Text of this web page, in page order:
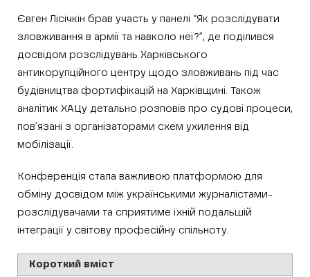
Євген Лісічкін брав участь у панелі “Як розслідувати
зловживання в армії та навколо неї?”, де поділився
досвідом розслідувань Харківського
антикорупційного центру щодо зловживань під час
будівництва фортифікацій на Харківщині. Також
аналітик ХАЦу детально розповів про судові процеси,
пов’язані з організаторами схем ухилення від
мобілізації.
Конференція стала важливою платформою для
обміну досвідом між українськими журналістами-
розслідувачами та сприятиме їхній подальшій
інтеграції у світову професійну спільноту.
Короткий вміст